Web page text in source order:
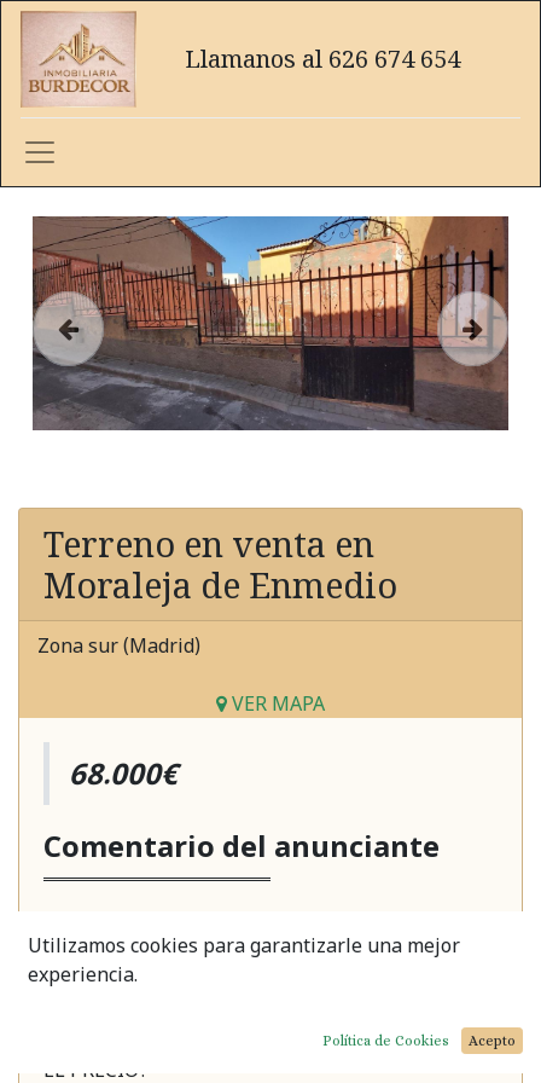
Llamanos al 626 674 654
Anterior
Terreno en venta en
Moraleja de Enmedio
Zona sur (Madrid)
VER MAPA
68.000€
Comentario del anunciante
Inmobiliaria Burdecor
comercializa este solar
para construir en el centro de la localidad de
Moraleja de Enmedio.
¡HONORARIOS DE INMOBILIARIA INCLUIDOS EN
EL PRECIO!
Utilizamos cookies para garantizarle una mejor
experiencia.
Política de Cookies Acepto